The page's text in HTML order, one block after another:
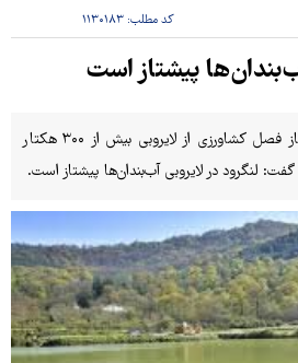
کد مطلب: ۱۱۳۰۱۸۳
پیشتاز است
فرماندار لنگرود با اشاره به آغاز فصل کشاورزی از لایروبی بیش از ۳۰۰ هکتار
لنگرود در لایروبی آب‌بندان‌ها پیشتاز است.